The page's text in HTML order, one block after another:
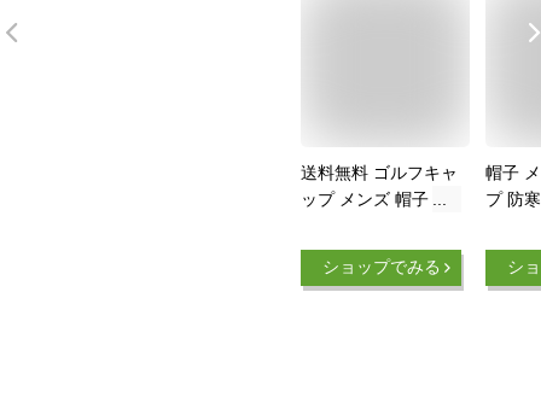
送料無料 ゴルフキャ
ップ メンズ 帽子 耳
ゴルフウェア 小物
イヤーマフ 秋冬 防
ショップでみる
帽子
プ 防
ーマフ
ズ レ
シ